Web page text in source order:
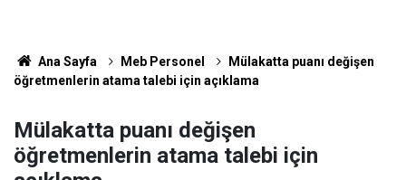
Ana Sayfa Meb Personel
Mülakatta puanı değişen
öğretmenlerin atama talebi için açıklama
Mülakatta puanı değişen
öğretmenlerin atama talebi için